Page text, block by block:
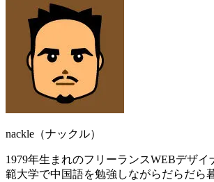
nackle（ナックル）
1979年生まれのフリーランスWEBデザイ
範大学で中国語を勉強しながらだらだら